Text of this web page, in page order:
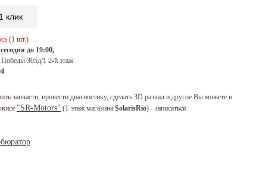
клик
(1 шт.)
до 19:00,
Победы 305д/1 2-й этаж
запчасти, провести диагностику, сделать 3D развал и другое Вы можете в
"SR-Motors" (1-этаж магазина SolarisRio) - записаться